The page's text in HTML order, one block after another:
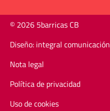
© 2026 5barricas CB
Diseño: integral comunicación
Nota legal
Política de privacidad
Uso de cookies